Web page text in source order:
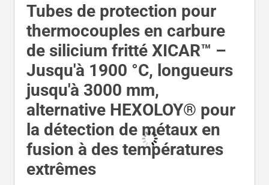
avec des éléments thermocouples de type R ou S
dans le laiton fondu, le cuivre, la fonte, l'acier
inoxydable, le silicium métallique et d'autres
métaux en fusion agressifs. Les applications
typiques comprennent les parois/toits de fours, les
rigoles, les goulottes de coulée, les hauts
fourneaux, les incinérateurs et tout processus où la
chaleur extrême, la corrosion chimique, l'abrasion
et les chocs thermiques détruiraient les tubes de
protection ordinaires.
Les tubes XICAR™ SSiC offrent une dureté
exceptionnelle, une conductivité thermique élevée,
Tubes de protection pour
thermocouples en carbure
de silicium fritté XICAR™ –
Jusqu'à 1900 °C, longueurs
jusqu'à 3000 mm,
alternative HEXOLOY® pour
la détection de métaux en
fusion à des températures
extrêmes